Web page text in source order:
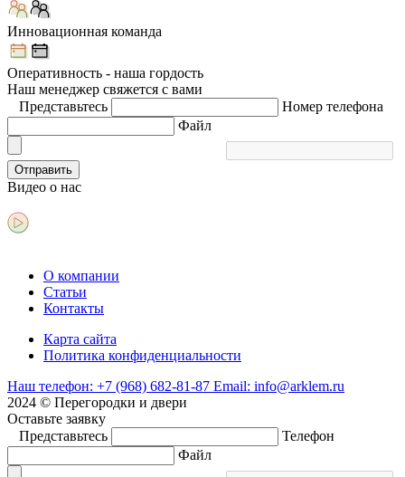
Инновационная команда
Оперативность - наша гордость
Наш менеджер свяжется с вами
Представьтесь
Номер телефона
Файл
Отправить
Видео о нас
О компании
Статьи
Контакты
Карта сайта
Политика конфиденциальности
Наш телефон: +7 (968) 682-81-87 Email: info@arklem.ru
2024 © Перегородки и двери
Оставьте заявку
Представьтесь
Телефон
Файл